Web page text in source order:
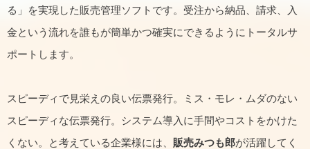
る」を実現した販売管理ソフトです。受注から納品、請求、入
金という流れを誰もが簡単かつ確実にできるようにトータルサ
ポートします。
スピーディで見栄えの良い伝票発行。ミス・モレ・ムダのない
スピーディな伝票発行。システム導入に手間やコストをかけた
くない。と考えている企業様には、 販売みつも郎が活躍してく